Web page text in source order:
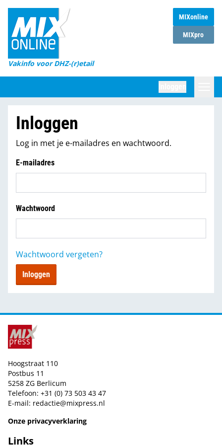
MIXonline
MIXpro
Vakinfo voor DHZ-(r)etail
Home
Magazines
DHZ Sessie
Marktcijfers
Word abonnee
Partners
Inloggen
Log in met je e-mailadres en wachtwoord.
E-mailadres
Wachtwoord
Wachtwoord vergeten?
Inloggen
Hoogstraat 110
Postbus 11
5258 ZG Berlicum
Telefoon: +31 (0) 73 503 43 47
E-mail: redactie@mixpress.nl
Onze privacyverklaring
Links